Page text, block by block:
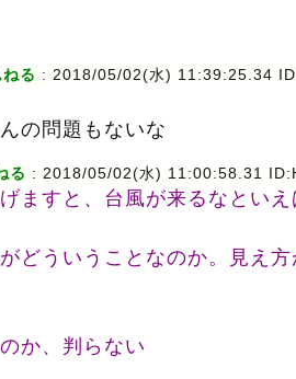
る : 2018/05/02(水) 11:39:25.34
の問題もないな
る : 2018/05/02(水) 11:00:58.31
ますと、台風が来るなとい
どういうことなのか。見え
か、判らない